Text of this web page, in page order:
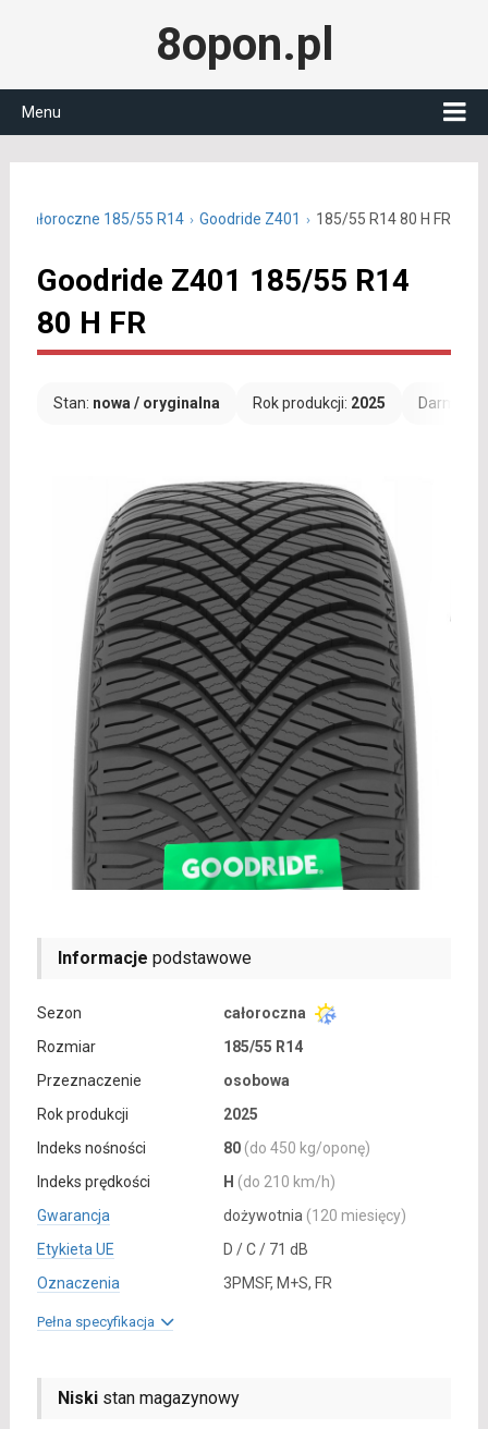
8opon.pl
Menu
całoroczne 185/55 R14 Goodride Z401 185/55 R14 80 H FR
Goodride Z401 185/55 R14
80 H FR
Stan: nowa / oryginalna Rok produkcji: 2025
Informacje podstawowe
Sezon
całoroczna
Rozmiar
185/55 R14
Przeznaczenie
osobowa
Rok produkcji
2025
Indeks nośności
80 (do 450 kg/oponę)
Indeks prędkości
H (do 210 km/h)
Gwarancja
dożywotnia (120 miesięcy)
Etykieta UE
D / C / 71 dB
Oznaczenia
3PMSF, M+S, FR
Pełna specyfikacja
Niskistan magazynowy